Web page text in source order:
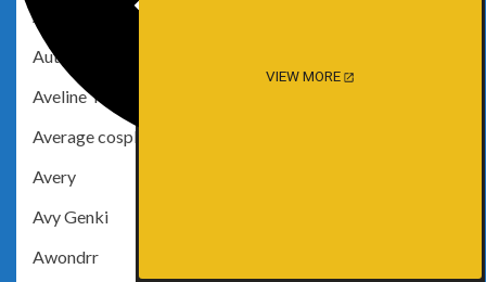
VIEW MORE
Autumn Ivy
AutumnIvy
Aveline Tetsuya
Average cosplays
Avery
Avy Genki
Awondrr